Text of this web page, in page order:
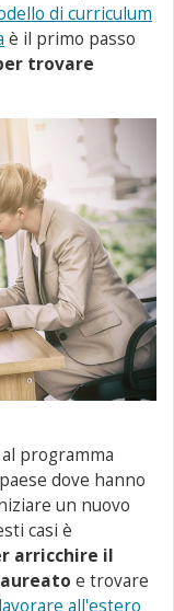
di curriculum
è il primo passo
trovare
programma
dove hanno
un nuovo
casi è
arricchire il
e trovare
lavorare all'estero